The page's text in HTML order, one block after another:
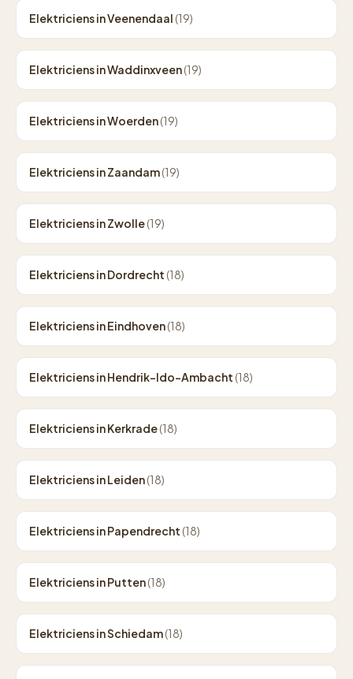
Elektriciens in Veenendaal (19)
Elektriciens in Waddinxveen(19)
Elektriciens in Woerden(19)
Elektriciens in Zaandam(19)
Elektriciens in Zwolle(19)
Elektriciens in Dordrecht (18)
Elektriciens in Eindhoven(18)
Elektriciens in Hendrik-Ido-Ambacht (18)
Elektriciens in Kerkrade(18)
Elektriciens in Leiden(18)
Elektriciens in Papendrecht (18)
Elektriciens in Putten(18)
Elektriciens in Schiedam(18)